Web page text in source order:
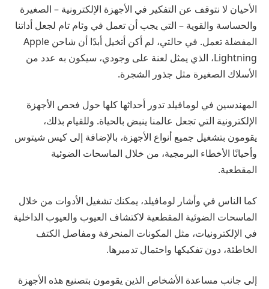
الأحيان لا نتوقف عن التفكير في الأجهزة الإلكترونية – الصغيرة
والحساسة والقوية – التي يجب أن تعمل في وئام تام لجعل أداتنا
المفضلة تعمل. في حالتي، لم أكن أتخيل أبدًا أن شاحن Apple
Lightning، الذي يمثل لعنة على وجودي، سيكون به عدد من
الأسلاك الصغيرة مثل جذور الشجرة.
المهندسين في لومافيلد تدور أحداثها كلها حول فحص الأجهزة
الإلكترونية التي تجعل عالمنا ينبض بالحياة. وللقيام بذلك،
يقومون بتشغيل جميع أنواع الأجهزة، بالإضافة إلى كيس شيتوس
وأحيانًا الأخطاء البرمجية، من خلال الماسحات الضوئية
المقطعية.
كما الناس في وأشار لومافيلد، يمكنك تشغيل الأدوات من خلال
الماسحات الضوئية المقطعية لاكتشاف العيوب والعيوب الداخلية
في الإلكترونيات، مثل المكونات المنحرفة ومفاصل الكتف
الخاطئة، دون تفكيكها واحتمال تدميرها.
إلى جانب مساعدة الأشخاص الذين يقومون بتصنيع هذه الأجهزة